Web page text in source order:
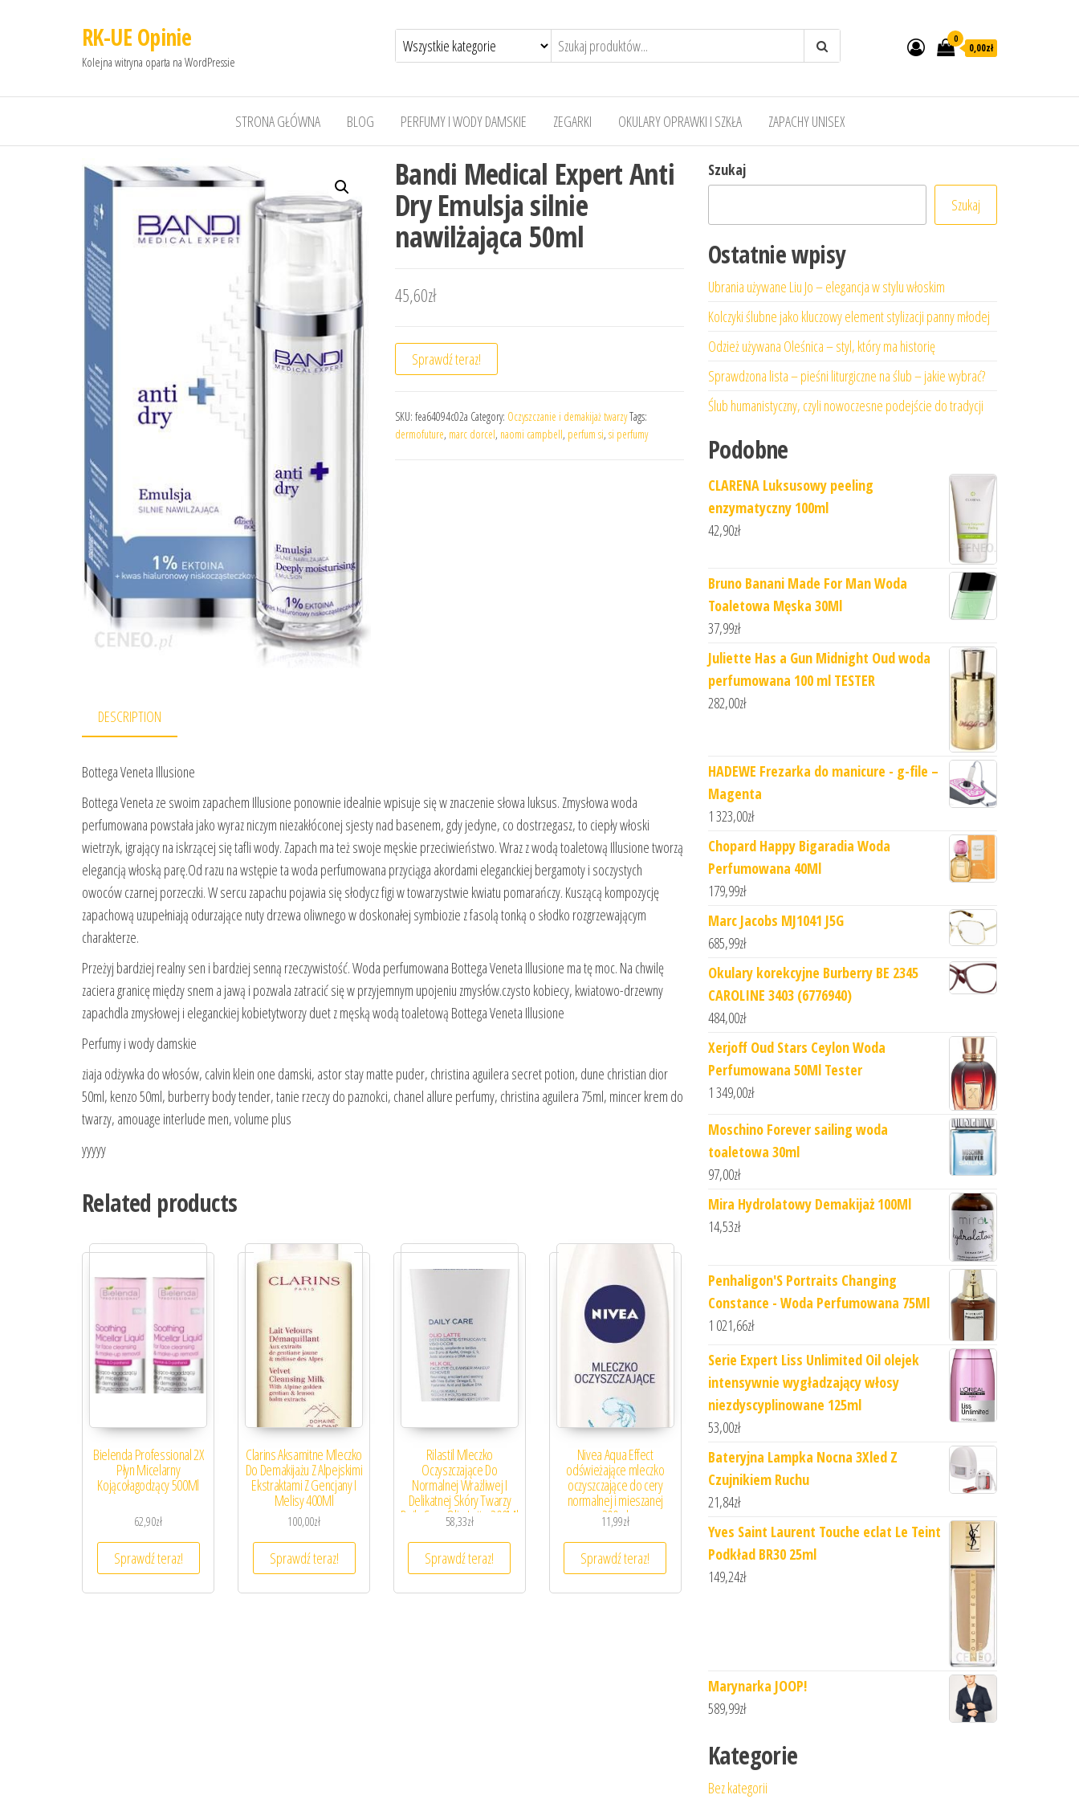
RK-UE Opinie
Kolejna witryna oparta na WordPressie
0
0,00zł
STRONA GŁÓWNA BLOG PERFUMY I WODY DAMSKIE ZEGARKI OKULARY OPRAWKI I SZKŁA ZAPACHY UNISEX
Bandi Medical Expert Anti
Dry Emulsja silnie
nawilżająca 50ml
45,60zł
Sprawdź teraz!
SKU: fea64094c02a Category: Oczyszczanie i demakijaż twarzyTags:
dermofuture, marc dorcel, naomi campbell, perfum si, si perfumy
DESCRIPTION
Bottega Veneta Illusione
Bottega Veneta ze swoim zapachem Illusione ponownie idealnie wpisuje się w znaczenie słowa luksus. Zmysłowa woda
perfumowana powstała jako wyraz niczym niezakłóconej sjesty nad basenem, gdy jedyne, co dostrzegasz, to ciepły włoski
wietrzyk, igrający na iskrzącej się tafli wody. Zapach ma też swoje męskie przeciwieństwo. Wraz z wodą toaletową Illusione tworzą
elegancją włoską parę.Od razu na wstępie ta woda perfumowana przyciąga akordami eleganckiej bergamoty i soczystych
owoców czarnej porzeczki. W sercu zapachu pojawia się słodycz figi w towarzystwie kwiatu pomarańczy. Kuszącą kompozycję
zapachową uzupełniają odurzające nuty drzewa oliwnego w doskonałej symbiozie z fasolą tonką o słodko rozgrzewającym
charakterze.
Przeżyj bardziej realny sen i bardziej senną rzeczywistość. Woda perfumowana Bottega Veneta Illusione ma tę moc. Na chwilę
zaciera granicę między snem a jawą i pozwala zatracić się w przyjemnym upojeniu zmysłów.czysto kobiecy, kwiatowo-drzewny
zapachdla zmysłowej i eleganckiej kobietytworzy duet z męską wodą toaletową Bottega Veneta Illusione
Perfumy i wody damskie
ziaja odżywka do włosów, calvin klein one damski, astor stay matte puder, christina aguilera secret potion, dune christian dior
50ml, kenzo 50ml, burberry body tender, tanie rzeczy do paznokci, chanel allure perfumy, christina aguilera 75ml, mincer krem do
twarzy, amouage interlude men, volume plus
yyyyy
Related products
Bielenda Professional 2X
Płyn Micelarny
Kojącołagodzący 500Ml
62,90zł
Sprawdź teraz!
Clarins Aksamitne Mleczko
Do Demakijażu Z Alpejskimi
Ekstraktami Z Gencjany I
Melisy 400Ml
100,00zł
Sprawdź teraz!
Rilastil Mleczko
Oczyszczające Do
Normalnej Wrażliwej I
Delikatnej Skóry Twarzy
Daily Care Olio Latte 200Ml
58,33zł
Sprawdź teraz!
Nivea Aqua Effect
odświeżające mleczko
oczyszczające do cery
normalnej i mieszanej
200ml
11,99zł
Sprawdź teraz!
Szukaj
Szukaj
Ostatnie wpisy
Ubrania używane Liu Jo – elegancja w stylu włoskim
Kolczyki ślubne jako kluczowy element stylizacji panny młodej
Odzież używana Oleśnica – styl, który ma historię
Sprawdzona lista – pieśni liturgiczne na ślub – jakie wybrać?
Ślub humanistyczny, czyli nowoczesne podejście do tradycji
Podobne
CLARENA Luksusowy peeling
enzymatyczny 100ml
42,90zł
Bruno Banani Made For Man Woda
Toaletowa Męska 30Ml
37,99zł
Juliette Has a Gun Midnight Oud woda
perfumowana 100 ml TESTER
282,00zł
HADEWE Frezarka do manicure - g-file –
Magenta
1 323,00zł
Chopard Happy Bigaradia Woda
Perfumowana 40Ml
179,99zł
Marc Jacobs MJ1041 J5G
685,99zł
Okulary korekcyjne Burberry BE 2345
CAROLINE 3403 (6776940)
484,00zł
Xerjoff Oud Stars Ceylon Woda
Perfumowana 50Ml Tester
1 349,00zł
Moschino Forever sailing woda
toaletowa 30ml
97,00zł
Mira Hydrolatowy Demakijaż 100Ml
14,53zł
Penhaligon'S Portraits Changing
Constance - Woda Perfumowana 75Ml
1 021,66zł
Serie Expert Liss Unlimited Oil olejek
intensywnie wygładzający włosy
niezdyscyplinowane 125ml
53,00zł
Bateryjna Lampka Nocna 3Xled Z
Czujnikiem Ruchu
21,84zł
Yves Saint Laurent Touche eclat Le Teint
Podkład BR30 25ml
149,24zł
Marynarka JOOP!
589,99zł
Kategorie
Bez kategorii